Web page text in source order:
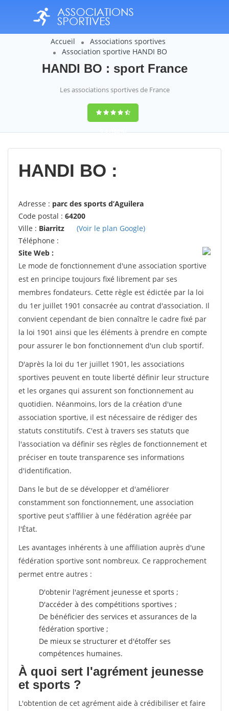
Accueil
Associations sportives
Association sportive HANDI BO
HANDI BO : sport France
Les associations sportives de France
9,4(100%)
14358votes
HANDI BO :
Adresse : parc des sports d’Aguilera
Code postal : 64200
Ville : Biarritz
(Voir le plan Google)
Téléphone :
Site Web :
Le mode de fonctionnement d'une association sportive
est en principe toujours fixé librement par ses
membres fondateurs. Cette règle est édictée par la loi
du 1er juillet 1901 consacrée au contrat d'association. Il
convient cependant de bien connaître le cadre fixé par
la loi 1901 ainsi que les éléments à prendre en compte
pour assurer le bon fonctionnement d'un club sportif.
D'après la loi du 1er juillet 1901, les associations
sportives peuvent en toute liberté définir leur structure
et les organes qui assurent son fonctionnement au
quotidien. Néanmoins, lors de la création d'une
association sportive, il est nécessaire de rédiger des
statuts constitutifs. C'est à travers ses statuts que
l'association va définir ses règles de fonctionnement et
préciser en toute transparence ses informations
d'identification.
Dans le but de se développer et d'améliorer
constamment son fonctionnement, une association
sportive peut s'affilier à une fédération agréée par
l'État.
Les avantages inhérents à une affiliation auprès d'une
fédération sportive sont nombreux. Ce rapprochement
permet entre autres :
D'obtenir l'agrément jeunesse et sports ;
D'accéder à des compétitions sportives ;
De bénéficier des services et assurances de la
fédération sportive ;
De mieux se structurer et d'étoffer ses
compétences humaines.
À quoi sert l'agrément jeunesse
et sports ?
L'obtention de cet agrément aide à crédibiliser et faire